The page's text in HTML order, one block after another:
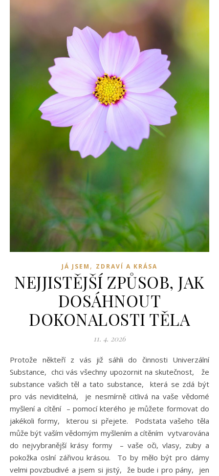
JÁ JSEM , ZDRAVÍ A KRÁSA
NEJJISTĚJŠÍ ZPŮSOB, JAK
DOSÁHNOUT
DOKONALOSTI TĚLA
11. 4. 2026
Protože někteří z vás již sáhli do činnosti Univerzální
Substance, chci vás všechny upozornit na skutečnost, že
substance vašich těl a tato substance, která se zdá být
pro vás neviditelná, je nesmírně citlivá na vaše vědomé
myšlení a cítění – pomocí kterého je můžete formovat do
jakékoli formy, kterou si přejete. Podstata vašeho těla
může být vaším vědomým myšlením a cítěním vytvarována
do nejvybranější krásy formy – vaše oči, vlasy, zuby a
pokožka oslní zářivou krásou. To by mělo být pro dámy
velmi povzbudivé a jsem si jistý, že bude i pro pány, jen